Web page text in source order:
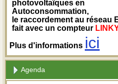
photovoltaïques en
Autoconsommation,
le raccordement au réseau
fait avec un compteur
Plus d'informations ici
Agenda